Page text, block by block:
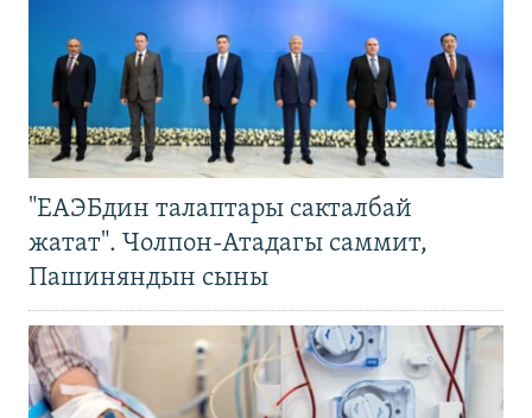
"ЕАЭБдин талаптары сакталбай
жатат". Чолпон-Атадагы саммит,
Пашиняндын сыны